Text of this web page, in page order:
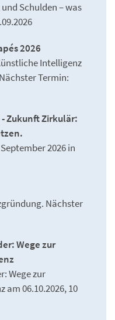
Schulden – was
2026
Intelligenz
Termin:
Zukunft Zirkulär:
2026 in
Nächster
Wege zur
Wege zur
am 06.10.2026, 10